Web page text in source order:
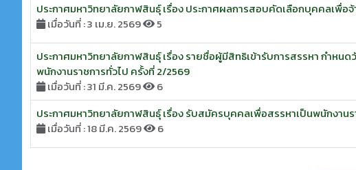
ประกาศมหาวิทยาลัยกาฬสินธุ์ เรื่อง ประกาศผลการสอบคัดเลือกบุคคลเพื่อ
เมื่อวันที่ : 3 เม.ย. 2569
5
ประกาศมหาวิทยาลัยกาฬสินธุ์ เรื่อง รายชื่อผู้มีสิทธิเข้ารับการสรรหา กำหนด
พนักงานราชการทั่วไป ครั้งที่ 2/2569
เมื่อวันที่ : 31 มี.ค. 2569
6
ประกาศมหาวิทยาลัยกาฬสินธุ์ เรื่อง รับสมัครบุคคลเพื่อสรรหาเป็นพนักงาน
เมื่อวันที่ : 18 มี.ค. 2569
6